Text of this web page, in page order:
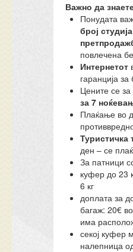
Важно да
Понудата
број
повлечена
Интернетот
гаранција
Цените се за
за 7
Плаќање во
Туристичка
ден – се
За патници
куфер до 23
6 кг
доплата за
багаж: 20€
има
секој куфер
налепница